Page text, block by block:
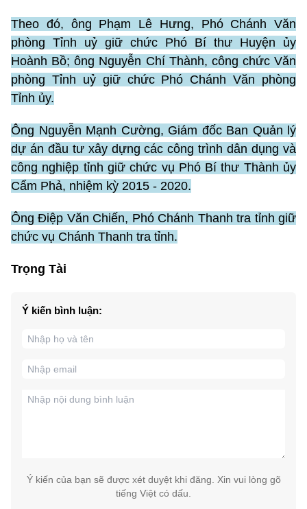
Theo đó, ông Phạm Lê Hưng, Phó Chánh Văn
phòng Tỉnh uỷ giữ chức Phó Bí thư Huyện ủy
Hoành Bồ; ông Nguyễn Chí Thành, công chức Văn
phòng Tỉnh uỷ giữ chức Phó Chánh Văn phòng
Tỉnh ủy.
Ông Nguyễn Mạnh Cường, Giám đốc Ban Quản lý
dự án đầu tư xây dựng các công trình dân dụng và
công nghiệp tỉnh giữ chức vụ Phó Bí thư Thành ủy
Cẩm Phả, nhiệm kỳ 2015 - 2020.
Ông Điệp Văn Chiến, Phó Chánh Thanh tra tỉnh giữ
chức vụ Chánh Thanh tra tỉnh.
Trọng Tài
Ý kiến bình luận:
Ý kiến của bạn sẽ được xét duyệt khi đăng. Xin vui lòng gõ
tiếng Việt có dấu.